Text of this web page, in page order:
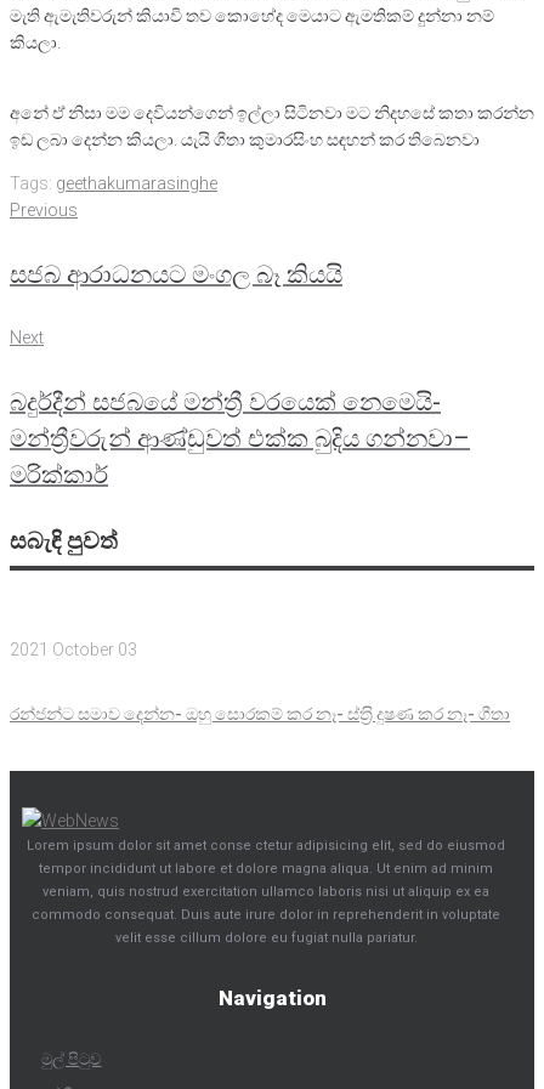
මැති ඇමැතිවරුන් කියාවි තව කොහේද මෙයාට ඇමතිකම් දුන්නා නම්
කියලා.
අනේ ඒ නිසා මම දෙවියන්ගෙන් ඉල්ලා සිටිනවා මට නිදහසේ කතා කරන්න
ඉඩ ලබා දෙන්න කියලා. යැයි ගීතා කුමාරසිංහ සඳහන් කර තිබෙනවා
Tags: geethakumarasinghe
Post
Previous
Previous
සජබ ආරාධනයට මංගල බෑ කියයි
Next
Next
බදුර්දීන් සජබයේ මන්ත්‍රී වරයෙක් නෙමෙයි-
මන්ත්‍රීවරුන් ආණ්ඩුවත් එක්ක බුදිය ගන්නවා–
මරික්කාර්
සබැඳි පුවත්
2021 October 03
රන්ජන්ට සමාව දෙන්න- ඔහු සොරකම් කර නෑ- ස්ත‍්‍රි දුෂණ කර නෑ- ගීතා
Lorem ipsum dolor sit amet conse ctetur adipisicing elit, sed do eiusmod
tempor incididunt ut labore et dolore magna aliqua. Ut enim ad minim
veniam, quis nostrud exercitation ullamco laboris nisi ut aliquip ex ea
commodo consequat. Duis aute irure dolor in reprehenderit in voluptate
velit esse cillum dolore eu fugiat nulla pariatur.
Navigation
මුල් පිටුව